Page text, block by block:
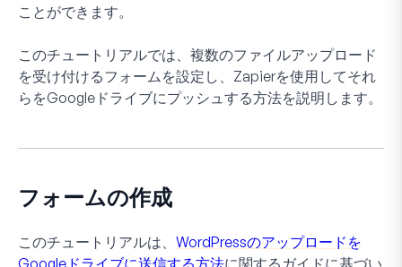
ことができます。
このチュートリアルでは、複数のファイルアップロード
を受け付けるフォームを設定し、Zapierを使用してそれ
らをGoogleドライブにプッシュする方法を説明します。
フォームの作成
このチュートリアルは、 WordPressのアップロードを
Googleドライブに送信する方法に関するガイドに基づい